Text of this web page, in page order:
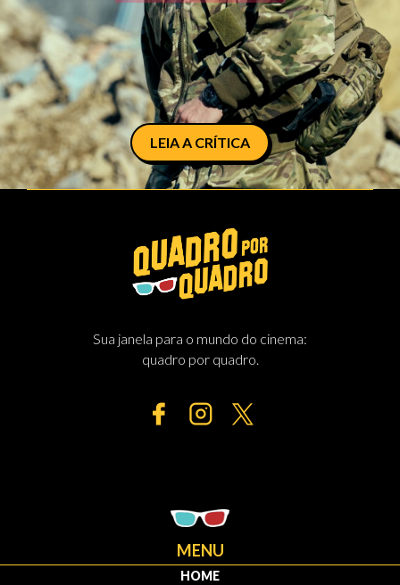
LEIA A CRÍTICA
Sua janela para o mundo do cinema:
quadro por quadro.
MENU
HOME